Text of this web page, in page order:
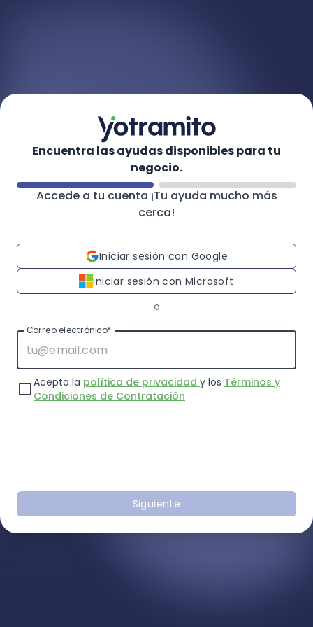
Encuentra las ayudas disponibles para tu
negocio.
Accede a tu cuenta ¡Tu ayuda mucho más
cerca!
Iniciar sesión con Google
Iniciar sesión con Microsoft
o
Correo electrónico*
Acepto la política de privacidad y los Términos y
Condiciones de Contratación
Siguiente